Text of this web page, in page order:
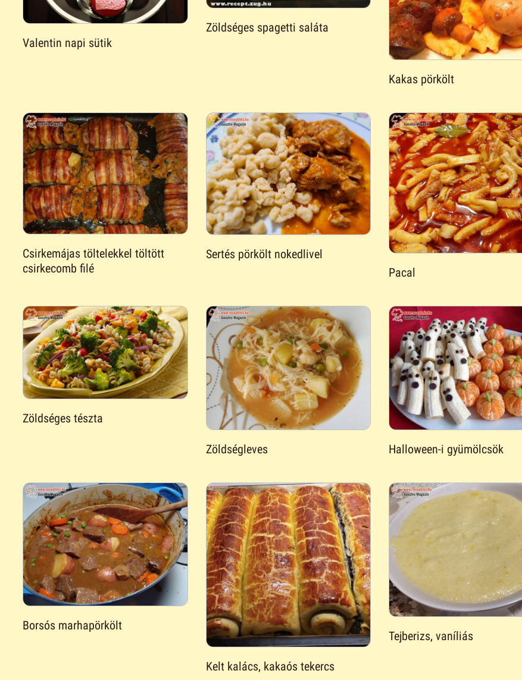
Valentin napi sütik
Zöldséges spagetti saláta
Kakas pörkölt
Csirkemájas töltelekkel töltött
csirkecomb filé
Sertés pörkölt nokedlivel
Pacal
Zöldséges tészta
Zöldségleves Halloween-i gyümölcsök
Borsós marhapörkölt
Kelt kalács, kakaós tekercs
Tejberizs, vaníliás